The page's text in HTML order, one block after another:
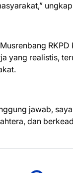
yang realistis,
jawab,
dan